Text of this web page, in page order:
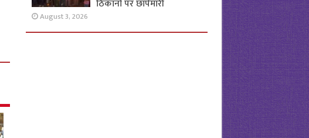
ठिकानों पर छापेमारी
August 3, 2026